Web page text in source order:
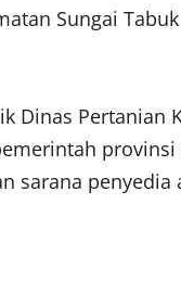
Sungai
Dinas Pertanian
provinsi
sarana penyedia